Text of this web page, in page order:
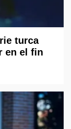
turca
en el fin